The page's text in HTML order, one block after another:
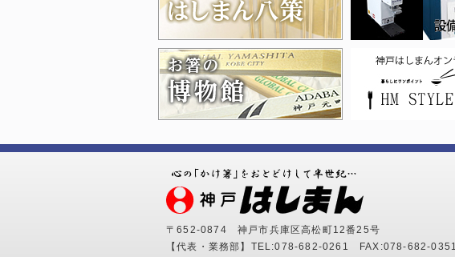
〒652-0874 神戸市兵庫区高松町12番25号
【代表・業務部】 TEL:078-682-0261 FAX:078-682-0351